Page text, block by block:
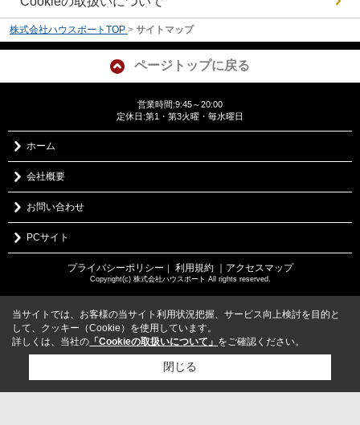
株式会社ハウスポートTOP > サイトマップ
ページトップに戻る
営業時間:9:45～20:00
定休日:第1・第3火曜・毎水曜日
ホーム
会社概要
お問い合わせ
PCサイト
プライバシーポリシー ｜ 利用規約 ｜アクセスマップ
Copyright(c) 株式会社ハウスポート All rights reserved.
当サイトでは、お客様の当サイト利用状況把握、サービス向上検討を目的と
して、クッキー（Cookie）を使用しています。
詳しくは、当社の 「Cookieの取扱いについて」 をご確認ください。
閉じる